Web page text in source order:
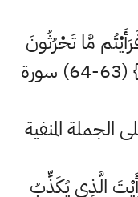
مَّا تَحْرُثُونَ
أَأَنتُمْ تَزْرَعُونَهُ أَمْ نَحْنُ الزَّارِعُونَ} (63-64) سورة
المنفية
الَّذِي يُكَذِّبُ